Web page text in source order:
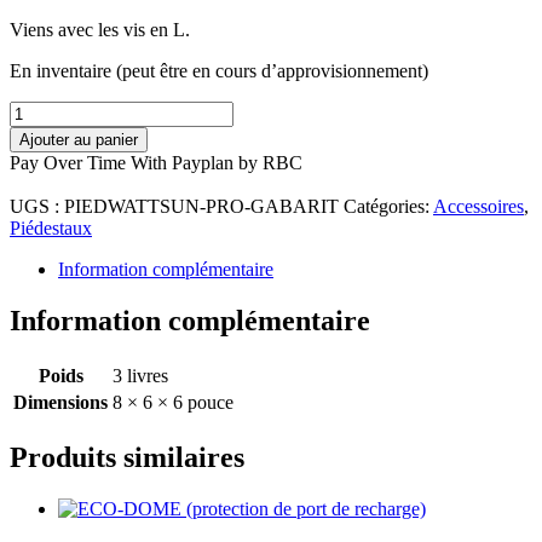
Viens avec les vis en L.
En inventaire (peut être en cours d’approvisionnement)
quantité
de
Gabarit
d’ancrage
WattSun
Pro
Ajouter au panier
Pay Over Time With Payplan by RBC
UGS : PIEDWATTSUN-PRO-GABARIT Catégories: Accessoires,
Piédestaux
Information complémentaire
Information complémentaire
Poids
3 livres
Dimensions 8 × 6 × 6 pouce
Produits similaires